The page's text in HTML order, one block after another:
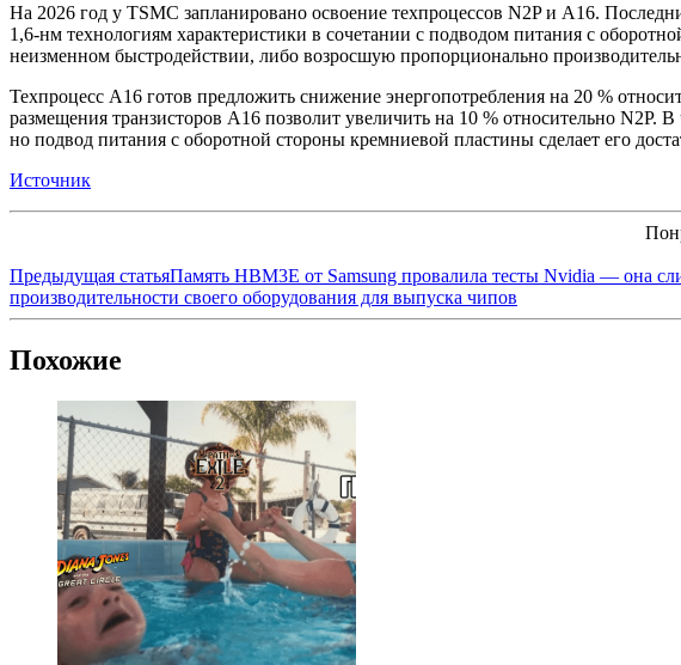
На 2026 год у TSMC запланировано освоение техпроцессов N2P и A16.
1,6-нм технологиям характеристики в сочетании с подводом питания с
неизменном быстродействии, либо возросшую пропорционально
Техпроцесс A16 готов предложить снижение энергопотребления на 20 %
размещения транзисторов A16 позволит увеличить на 10 % относительно
но подвод питания с оборотной стороны кремниевой пластины сделает его
Источник
Предыдущая статьяПамять HBM3E от Samsung провалила тесты Nvidia — она
производительности своего оборудования для выпуска чипов
Похожие